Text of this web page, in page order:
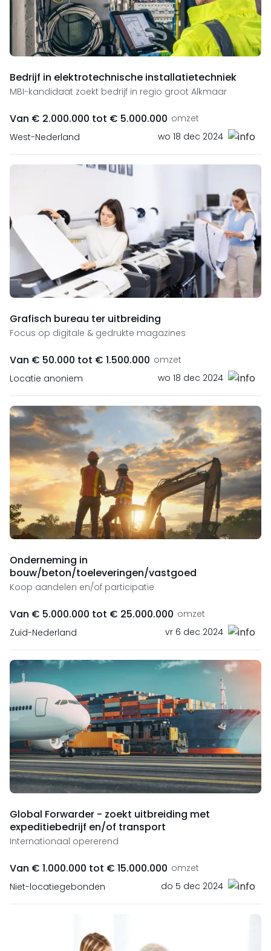
Bedrijf in elektrotechnische installatietechniek
MBI-kandidaat zoekt bedrijf in regio groot Alkmaar
Van € 2.000.000 tot € 5.000.000 omzet
West-Nederland
wo 18 dec 2024
Grafisch bureau ter uitbreiding
Focus op digitale & gedrukte magazines
Van € 50.000 tot € 1.500.000 omzet
Locatie anoniem
wo 18 dec 2024
Onderneming in
bouw/beton/toeleveringen/vastgoed
Koop aandelen en/of participatie
Van € 5.000.000 tot € 25.000.000 omzet
Zuid-Nederland
vr 6 dec 2024
Global Forwarder - zoekt uitbreiding met
expeditiebedrijf en/of transport
Internationaal opererend
Van € 1.000.000 tot € 15.000.000 omzet
Niet-locatiegebonden
do 5 dec 2024